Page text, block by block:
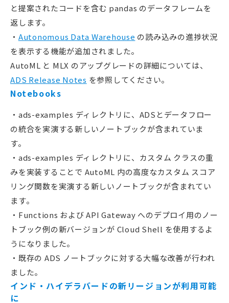
と提案されたコードを含む pandas のデータフレームを
返します。
・ Autonomous Data Warehouse の読み込みの進捗状況
を表示する機能が追加されました。
AutoML と MLX のアップグレードの詳細については、
ADS Release Notes を参照してください。
Notebooks
・ads-examples ディレクトリに、ADSとデータフロー
の統合を実演する新しいノートブックが含まれていま
す。
・ads-examples ディレクトリに、カスタム クラスの重
みを実装することで AutoML 内の高度なカスタム スコア
リング関数を実演する新しいノートブックが含まれてい
ます。
・Functions および API Gateway へのデプロイ用のノー
トブック例の新バージョンが Cloud Shell を使用するよ
うになりました。
・既存の ADS ノートブックに対する大幅な改善が行われ
ました。
インド・ハイデラバードの新リージョンが利用可能
に